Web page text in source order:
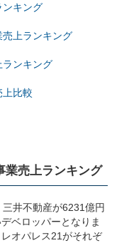
ンキング
上ランキング
ンキング
比較
業売上ランキング
井不動産が6231億円
ベロッパーとなりま
オパレス21がそれぞ